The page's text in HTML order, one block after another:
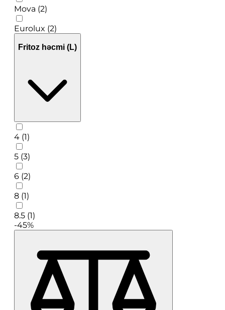
Mova (2)
Eurolux (2)
Fritoz həcmi (L)
4 (1)
5 (3)
6 (2)
8 (1)
8.5 (1)
-45%